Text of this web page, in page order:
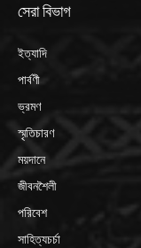
সেরা বিভাগ
ইত্যাদি
পার্বণী
ভ্রমণ
স্মৃতিচারণ
ময়দানে
জীবনশৈলী
পরিবেশ
সাহিত্যচর্চা